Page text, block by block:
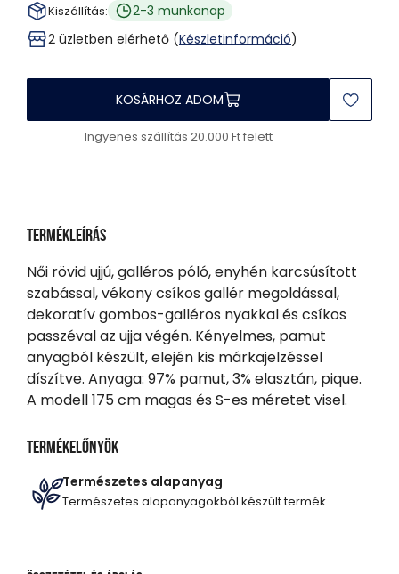
Kiszállítás:
2-3 munkanap
2 üzletben elérhető (Készletinformáció)
KOSÁRHOZ ADOM
Ingyenes szállítás 20.000 Ft felett
Termékleírás
Női rövid ujjú, galléros póló, enyhén karcsúsított
szabással, vékony csíkos gallér megoldással,
dekoratív gombos-galléros nyakkal és csíkos
passzéval az ujja végén. Kényelmes, pamut
anyagból készült, elején kis márkajelzéssel
díszítve. Anyaga: 97% pamut, 3% elasztán, pique.
A modell 175 cm magas és S-es méretet visel.
Termékelőnyök
Természetes alapanyag
Természetes alapanyagokból készült termék.